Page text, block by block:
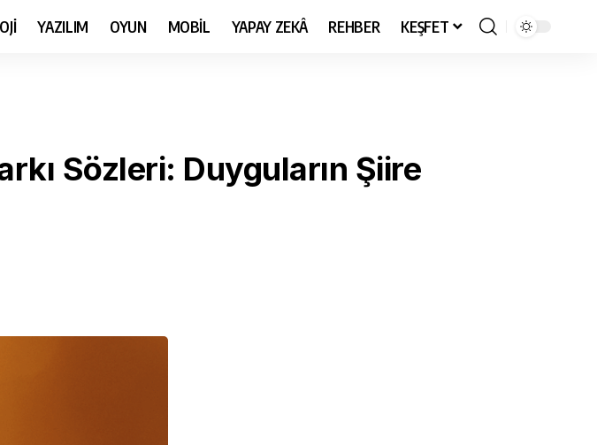
YAZILIM OYUN MOBİL YAPAY ZEKÂ REHBER KEŞFET
Sözleri: Duyguların Şiire